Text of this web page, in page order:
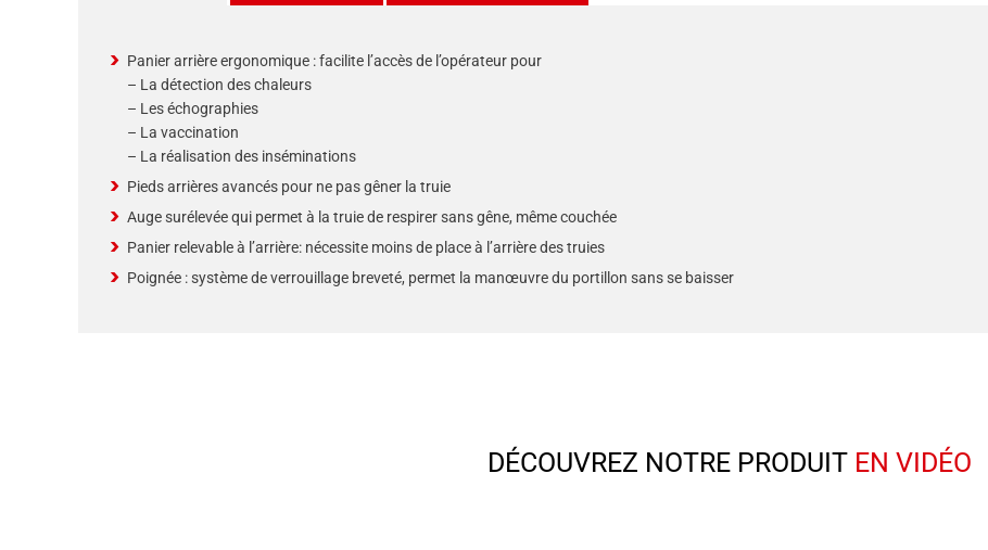
Panier arrière ergonomique : facilite l’accès de l’opérateur pour
– La détection des chaleurs
– Les échographies
– La vaccination
– La réalisation des inséminations
Pieds arrières avancés pour ne pas gêner la truie
Auge surélevée qui permet à la truie de respirer sans gêne, même couchée
Panier relevable à l’arrière: nécessite moins de place à l’arrière des truies
Poignée : système de verrouillage breveté, permet la manœuvre du portillon sans se baisser
DÉCOUVREZ NOTRE PRODUIT EN VIDÉO